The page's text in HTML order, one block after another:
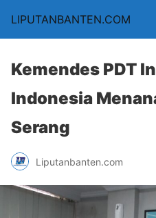
LIPUTANBANTEN.COM
Kemendes PDT
Indonesia
Serang
Liputanbanten.com